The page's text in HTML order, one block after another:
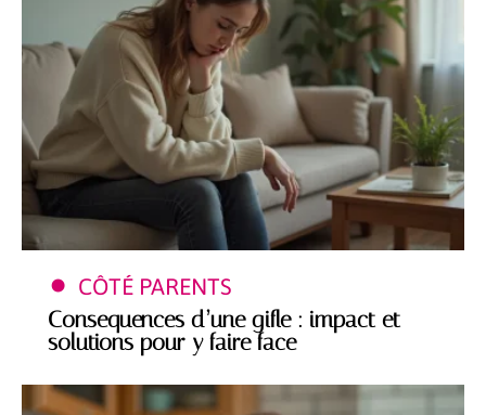
CÔTÉ PARENTS
Consequences d’une gifle : impact et
solutions pour y faire face